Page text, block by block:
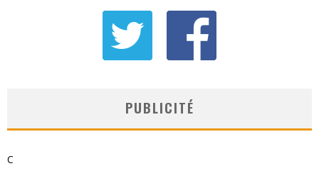
PUBLICITÉ
C